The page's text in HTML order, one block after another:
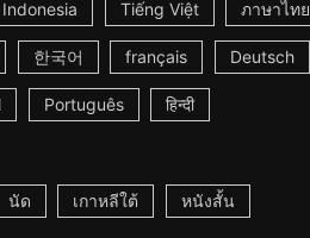
Tiếng Việt ภาษาไทย
한국어 français Deutsch
Português हिन्दी
นัด เกาหลีใต้ หนังสั้น